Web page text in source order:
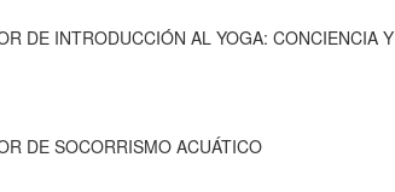
DE INTRODUCCIÓN AL YOGA: CONCIENCIA Y
DE SOCORRISMO ACUÁTICO